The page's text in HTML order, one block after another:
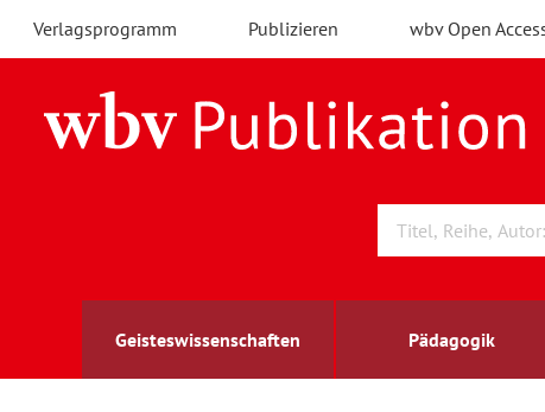
Verlagsprogramm Publizieren wbv Open
Geisteswissenschaften Pädagogik